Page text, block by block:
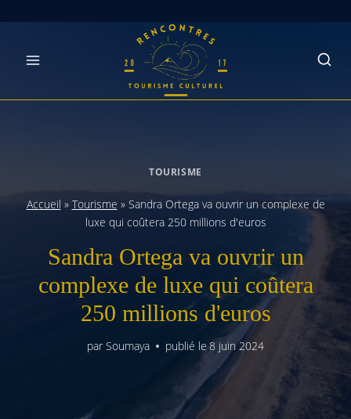
TOURISME
Accueil » Tourisme » Sandra Ortega va ouvrir un complexe de
luxe qui coûtera 250 millions d'euros
Sandra Ortega va ouvrir un
complexe de luxe qui coûtera
250 millions d'euros
par Soumaya publié le8 juin 2024